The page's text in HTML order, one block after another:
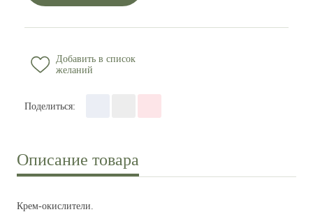
Добавить в список
желаний
Поделиться:
Описание товара
Крем-окислители.